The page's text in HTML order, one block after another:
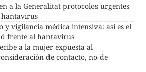
a la Generalitat protocolos urgentes
y vigilancia médica intensiva: así es el
frente al hantavirus
a la mujer expuesta al
de contacto, no de